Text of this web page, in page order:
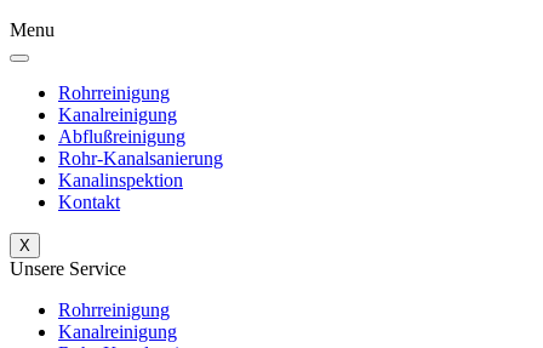
Menu
Rohrreinigung
Kanalreinigung
Abflußreinigung
Rohr-Kanalsanierung
Kanalinspektion
Kontakt
X
Unsere Service
Rohrreinigung
Kanalreinigung